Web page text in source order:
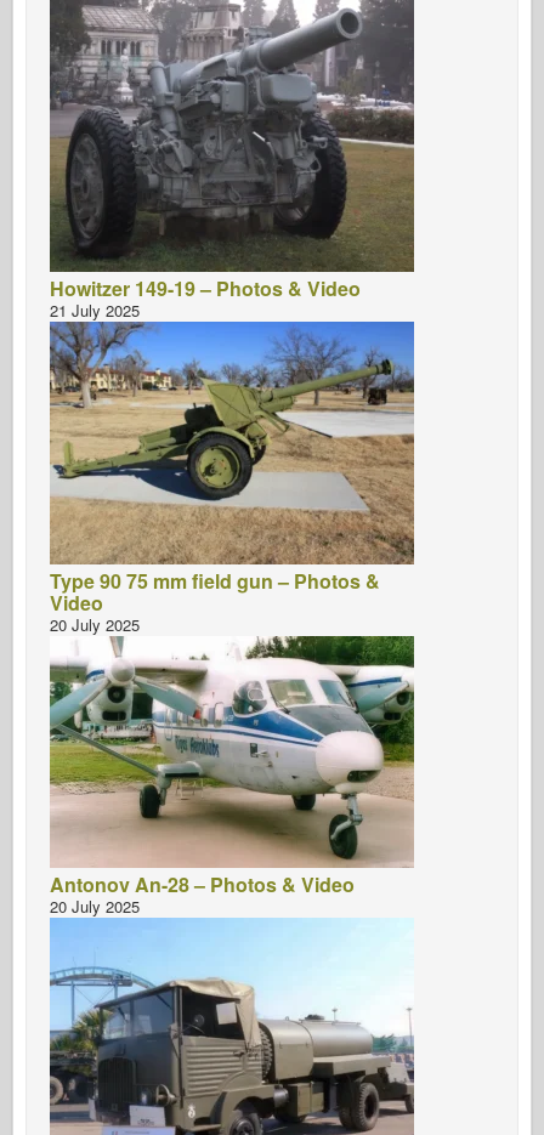
Howitzer 149-19 – Photos & Video
21 July 2025
Type 90 75 mm field gun – Photos &
Video
20 July 2025
Antonov An-28 – Photos & Video
20 July 2025